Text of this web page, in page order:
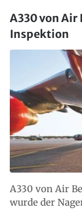
A330 von
Inspektion
A330 von Air
wurde der